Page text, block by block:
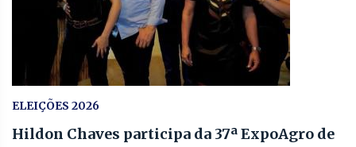
ELEIÇÕES 2026
Hildon Chaves participa da 37ª ExpoAgro de